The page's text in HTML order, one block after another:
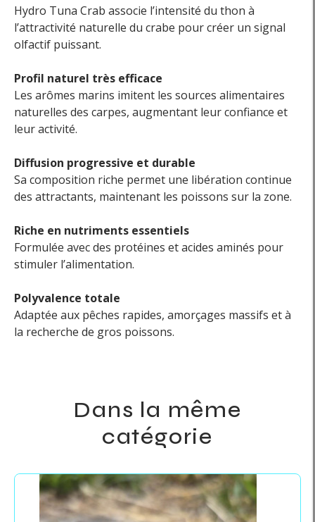
Hydro Tuna Crab associe l’intensité du thon à
l’attractivité naturelle du crabe pour créer un signal
olfactif puissant.
Profil naturel très efficace
Les arômes marins imitent les sources alimentaires
naturelles des carpes, augmentant leur confiance et
leur activité.
Diffusion progressive et durable
Sa composition riche permet une libération continue
des attractants, maintenant les poissons sur la zone.
Riche en nutriments essentiels
Formulée avec des protéines et acides aminés pour
stimuler l’alimentation.
Polyvalence totale
Adaptée aux pêches rapides, amorçages massifs et à
la recherche de gros poissons.
Dans la même
catégorie